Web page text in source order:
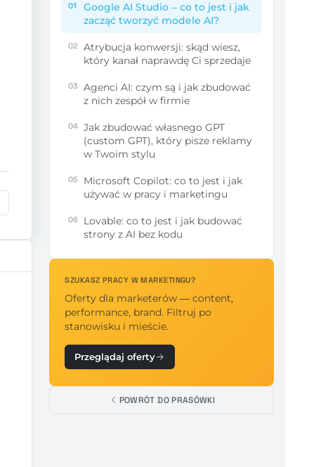
01
Google AI Studio – co to jest i jak
zacząć tworzyć modele AI?
02
Atrybucja konwersji: skąd wiesz,
który kanał naprawdę Ci sprzedaje
03
Agenci AI: czym są i jak zbudować
z nich zespół w firmie
04
Jak zbudować własnego GPT
(custom GPT), który pisze reklamy
w Twoim stylu
05
Microsoft Copilot: co to jest i jak
używać w pracy i marketingu
06
Lovable: co to jest i jak budować
strony z AI bez kodu
SZUKASZ PRACY W MARKETINGU?
Oferty dla marketerów — content,
performance, brand. Filtruj po
stanowisku i mieście.
Przeglądaj oferty
POWRÓT DO PRASÓWKI